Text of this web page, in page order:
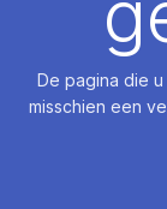
De pagina die
misschien een